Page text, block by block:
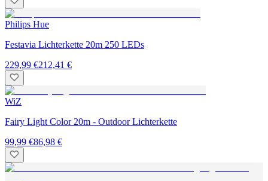
Philips Hue
Festavia Lichterkette 20m 250 LEDs
229,99 €212,41 €
WiZ
Fairy Light Color 20m - Outdoor Lichterkette
99,99 €86,98 €